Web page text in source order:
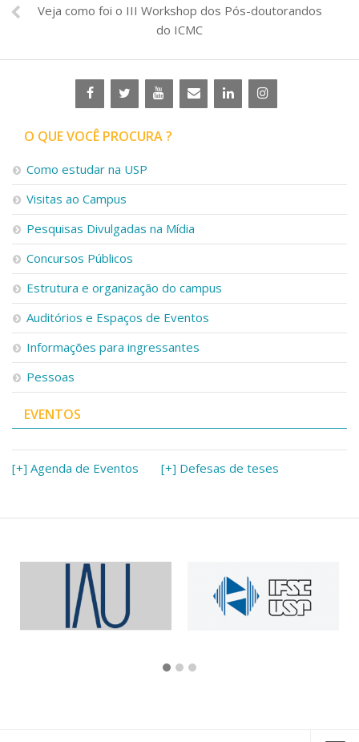
Veja como foi o III Workshop dos Pós-doutorandos
do ICMC
O QUE VOCÊ PROCURA ?
Como estudar na USP
Visitas ao Campus
Pesquisas Divulgadas na Mídia
Concursos Públicos
Estrutura e organização do campus
Auditórios e Espaços de Eventos
Informações para ingressantes
Pessoas
EVENTOS
[+] Agenda de Eventos [+] Defesas de teses